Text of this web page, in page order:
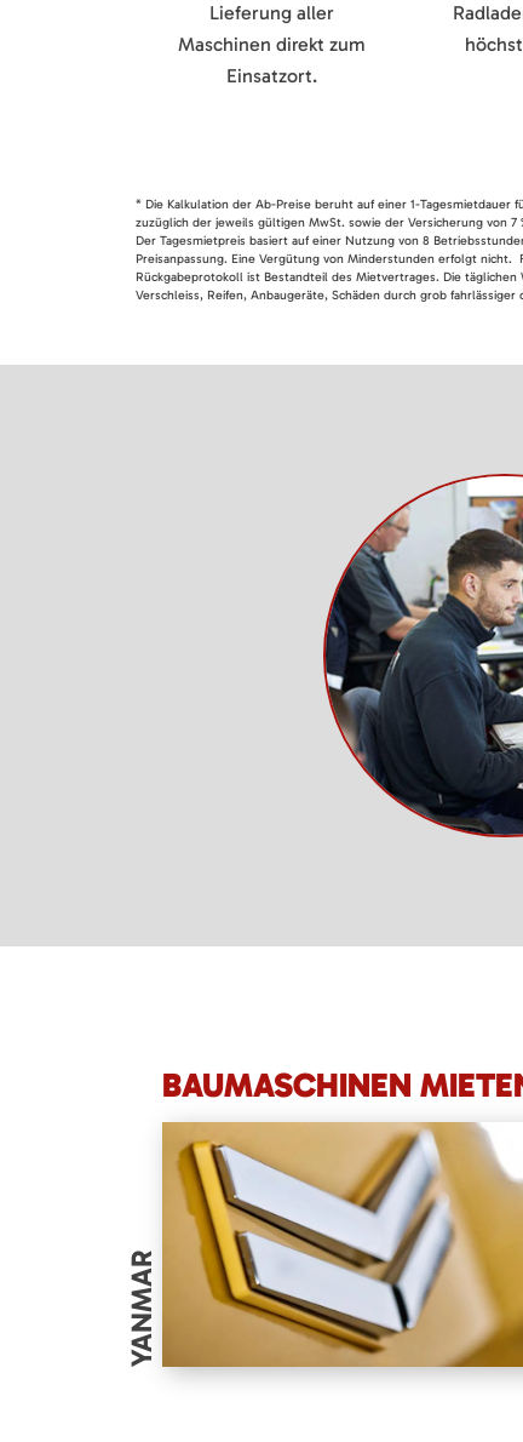
Lieferung aller
Maschinen direkt zum
Einsatzort.
* Die Kalkulation der Ab-Preise beruht auf einer 1-
zuzüglich der jeweils gültigen MwSt. sowie der Versicherung von
Der Tagesmietpreis basiert auf einer Nutzung von 8
Preisanpassung. Eine Vergütung von Minderstunden erfolgt
Rückgabeprotokoll ist Bestandteil des Mietvertrages. Die
Verschleiss, Reifen, Anbaugeräte, Schäden durch grob
BAUMASCHINEN
YANMAR